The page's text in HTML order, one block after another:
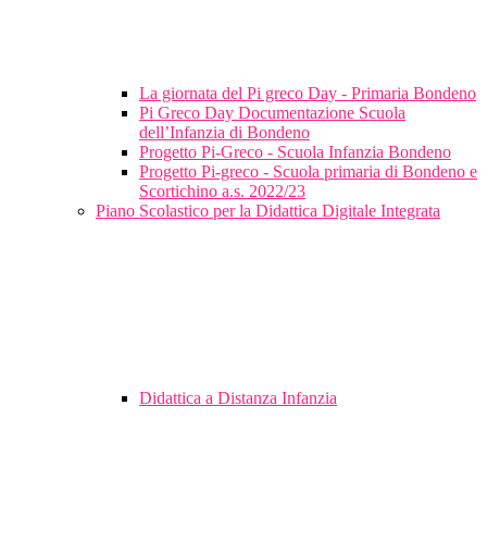
La giornata del Pi greco Day - Primaria Bondeno
Pi Greco Day Documentazione Scuola
dell’Infanzia di Bondeno
Progetto Pi-Greco - Scuola Infanzia Bondeno
Progetto Pi-greco - Scuola primaria di Bondeno e
Scortichino a.s. 2022/23
Piano Scolastico per la Didattica Digitale Integrata
Didattica a Distanza Infanzia